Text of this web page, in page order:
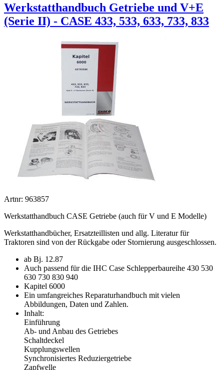
Werkstatthandbuch Getriebe und V+E
(Serie II) - CASE 433, 533, 633, 733, 833
Artnr: 963857
Werkstatthandbuch CASE Getriebe (auch für V und E Modelle)
Werkstatthandbücher, Ersatzteillisten und allg. Literatur für
Traktoren sind von der Rückgabe oder Stornierung ausgeschlossen.
ab Bj. 12.87
Auch passend für die IHC Case Schlepperbaureihe 430 530
630 730 830 940
Kapitel 6000
Ein umfangreiches Reparaturhandbuch mit vielen
Abbildungen, Daten und Zahlen.
Inhalt:
Einführung
Ab- und Anbau des Getriebes
Schaltdeckel
Kupplungswellen
Synchronisiertes Reduziergetriebe
Zapfwelle